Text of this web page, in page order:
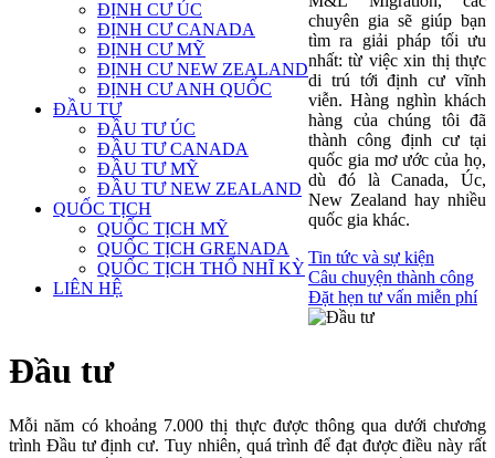
ĐỊNH CƯ ÚC
ĐỊNH CƯ CANADA
ĐỊNH CƯ MỸ
ĐỊNH CƯ NEW ZEALAND
ĐỊNH CƯ ANH QUỐC
ĐẦU TƯ
ĐẦU TƯ ÚC
ĐẦU TƯ CANADA
ĐẦU TƯ MỸ
ĐẦU TƯ NEW ZEALAND
QUỐC TỊCH
QUỐC TỊCH MỸ
QUỐC TỊCH GRENADA
QUỐC TỊCH THỔ NHĨ KỲ
LIÊN HỆ
chuyên gia sẽ giúp bạn
tìm ra giải pháp tối ưu
nhất: từ việc xin thị thực
di trú tới định cư vĩnh
viễn. Hàng nghìn khách
hàng của chúng tôi đã
thành công định cư tại
quốc gia mơ ước của họ,
dù đó là Canada, Úc,
New Zealand hay nhiều
quốc gia khác.
Tin tức và sự kiện
Câu chuyện thành công
Đặt hẹn tư vấn miễn phí
Đầu tư
Mỗi năm có khoảng 7.000 thị thực được thông qua dưới chương
trình Đầu tư định cư. Tuy nhiên, quá trình để đạt được điều này rất